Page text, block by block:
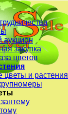
аукцион
закупка
цветов
цветы и растения